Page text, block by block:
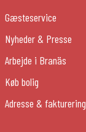
Gæsteservice
Nyheder & Presse
Arbejde i Branäs
Køb bolig
Adresse & fakturering